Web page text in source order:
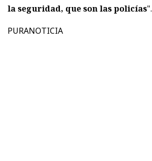
la seguridad, que son las policías".
PURANOTICIA